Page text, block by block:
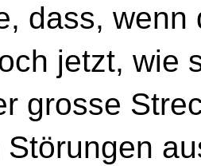
dass, wenn
jetzt, wie
grosse